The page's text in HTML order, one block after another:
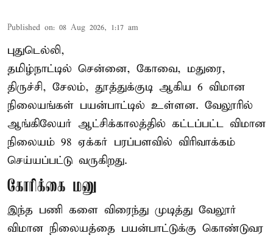
Published on: 08 Aug 2026, 1:17 am
புதுடெல்லி,
தமிழ்நாட்டில் சென்னை, கோவை, மதுரை,
திருச்சி, சேலம், தூத்துக்குடி ஆகிய 6 விமான
நிலையங்கள் பயன்பாட்டில் உள்ளன. வேலூரில்
ஆங்கிலேயர் ஆட்சிக்காலத்தில் கட்டப்பட்ட விமான
நிலையம் 98 ஏக்கர் பரப்பளவில் விரிவாக்கம்
செய்யப்பட்டு வருகிறது.
கோரிக்கை மனு
இந்த பணி களை விரைந்து முடித்து வேலூர்
விமான நிலையத்தை பயன்பாட்டுக்கு கொண்டுவர